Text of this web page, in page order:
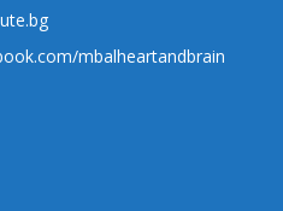
mbalheartandbrain